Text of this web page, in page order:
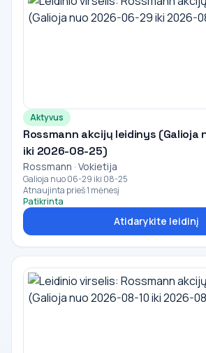
Aktyvus
Rossmann akcijų leidinys (Galioja
iki 2026-08-25)
Rossmann · Vokietija
Galioja nuo 06-29 iki 08-25
Atnaujinta prieš 1 mėnesį
Patikrinta
Atidarykite leidinį